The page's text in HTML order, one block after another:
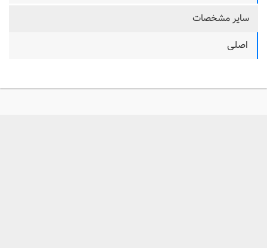
سایر مشخصات
اصلی